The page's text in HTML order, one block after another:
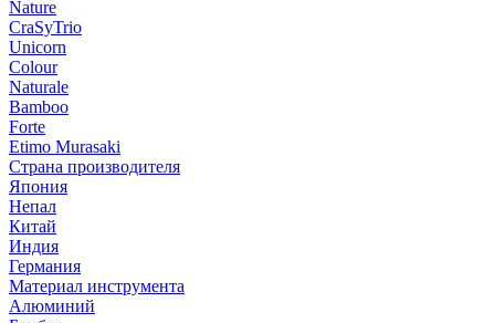
Nature
CraSyTrio
Unicorn
Colour
Naturale
Bamboo
Forte
Etimo Murasaki
Страна производителя
Япония
Непал
Китай
Индия
Германия
Материал инструмента
Алюминий